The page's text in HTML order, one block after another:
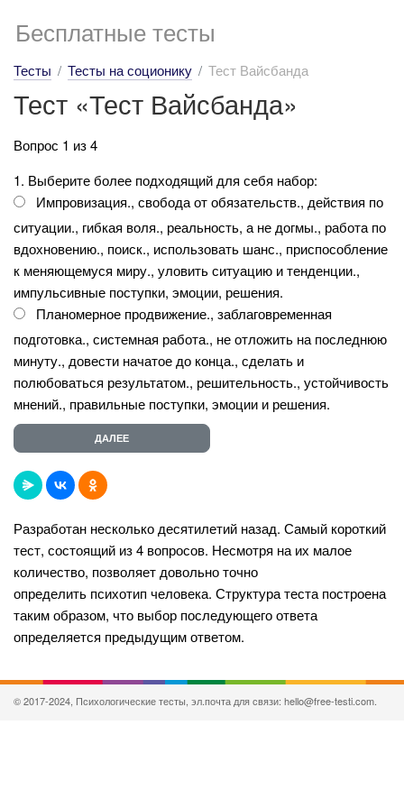
Бесплатные тесты
Тесты Тесты на соционику Тест Вайсбанда
Тест «Тест Вайсбанда»
Вопрос 1 из 4
1. Выберите более подходящий для себя набор:
Импровизация., свобода от обязательств., действия по
ситуации., гибкая воля., реальность, а не догмы., работа по
вдохновению., поиск., использовать шанс., приспособление
к меняющемуся миру., уловить ситуацию и тенденции.,
импульсивные поступки, эмоции, решения.
Планомерное продвижение., заблаговременная
подготовка., системная работа., не отложить на последнюю
минуту., довести начатое до конца., сделать и
полюбоваться результатом., решительность., устойчивость
мнений., правильные поступки, эмоции и решения.
Разработан несколько десятилетий назад. Самый короткий
тест, состоящий из 4 вопросов. Несмотря на их малое
количество, позволяет довольно точно
определить психотип человека. Структура теста построена
таким образом, что выбор последующего ответа
определяется предыдущим ответом.
© 2017-2024, Психологические тесты, эл.почта для связи: hello@free-testi.com.